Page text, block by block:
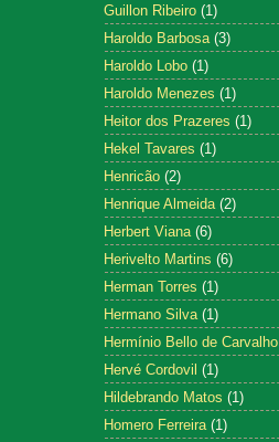
Guillon Ribeiro (1)
Haroldo Barbosa (3)
Haroldo Lobo (1)
Haroldo Menezes (1)
Heitor dos Prazeres (1)
Hekel Tavares (1)
Henricão (2)
Henrique Almeida (2)
Herbert Viana (6)
Herivelto Martins (6)
Herman Torres (1)
Hermano Silva (1)
Hermínio Bello de Carvalho
Hervé Cordovil (1)
Hildebrando Matos (1)
Homero Ferreira (1)